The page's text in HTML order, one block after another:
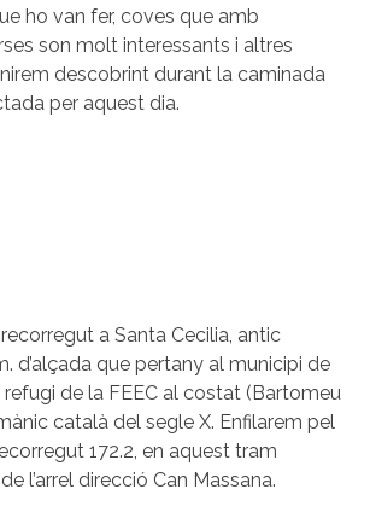
ho van fer, coves que amb
son molt interessants i altres
descobrint durant la caminada
per aquest dia.
a Santa Cecilia, antic
d’alçada que pertany al municipi de
de la FEEC al costat (Bartomeu
català del segle X. Enfilarem pel
172.2, en aquest tram
l’arrel direcció Can Massana.